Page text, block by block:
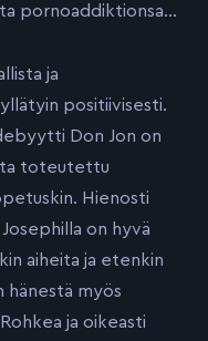
pornoaddiktionsa…
ja
positiivisesti.
Don Jon on
toteutettu
Hienosti
on hyvä
aiheita ja etenkin
hänestä myös
ja oikeasti